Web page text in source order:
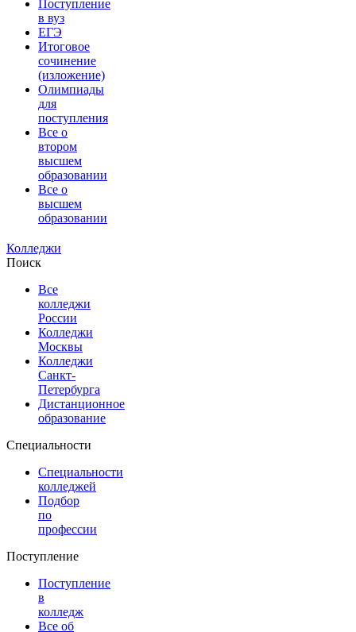
Поступление
в вуз
ЕГЭ
Итоговое
сочинение
(изложение)
Олимпиады
для
поступления
Все о
втором
высшем
образовании
Все о
высшем
образовании
Колледжи
Поиск
Все
колледжи
России
Колледжи
Москвы
Колледжи
Санкт-
Петербурга
Дистанционное
образование
Специальности
Специальности
колледжей
Подбор
по
профессии
Поступление
Поступление
в
колледж
Все об